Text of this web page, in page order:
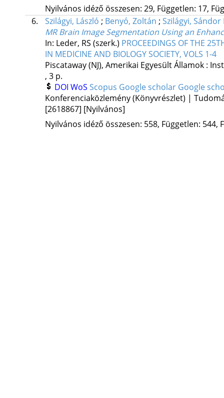
Nyilvános idéző összesen: 29, Független: 17,
6.
Szilágyi, László ; Benyó, Zoltán ; Szilágyi, Sándor
MR Brain Image Segmentation Using an
In: Leder, RS (szerk.) PROCEEDINGS OF THE
IN MEDICINE AND BIOLOGY SOCIETY, VOLS 1-4
Piscataway (NJ), Amerikai Egyesült Államok :
, 3 p.
DOI WoS Scopus Google scholar Google
Konferenciaközlemény (Könyvrészlet) |
[2618867] [Nyilvános]
Nyilvános idéző összesen: 558, Független: 544,